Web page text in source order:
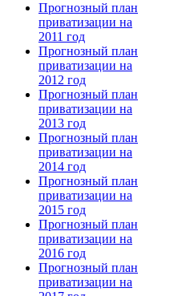
Прогнозный план
приватизации на
2011 год
Прогнозный план
приватизации на
2012 год
Прогнозный план
приватизации на
2013 год
Прогнозный план
приватизации на
2014 год
Прогнозный план
приватизации на
2015 год
Прогнозный план
приватизации на
2016 год
Прогнозный план
приватизации на